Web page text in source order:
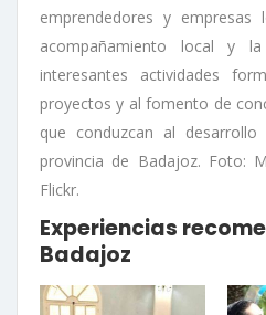
emprendedores y empresas
acompañamiento local y
interesantes actividades
proyectos y al fomento de
que conduzcan al
provincia de Badajoz. Foto:
Flickr.
Experiencias
Badajoz